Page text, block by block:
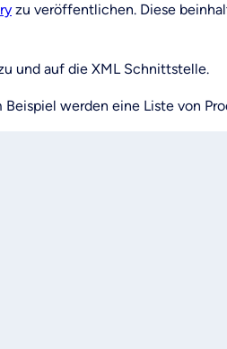
zu veröffentlichen. Diese
und auf die XML Schnittstelle.
werden eine Liste von